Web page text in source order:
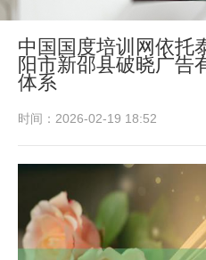
中国国度培训网依托
阳市新邵县破晓广告
体系
时间：2026-02-19 18:52